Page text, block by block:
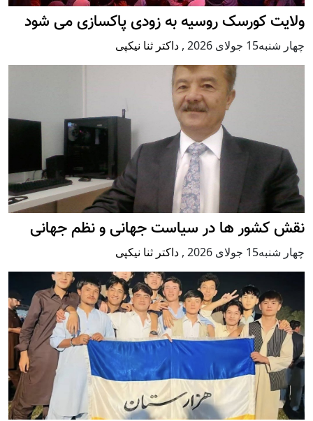
ولایت کورسک روسیه به زودی پاکسازی می شود
چهار شنبه15 جولای 2026 , داکتر ثنا نیکپی
نقش کشور ها در سیاست جهانی و نظم جهانی
چهار شنبه15 جولای 2026 , داکتر ثنا نیکپی